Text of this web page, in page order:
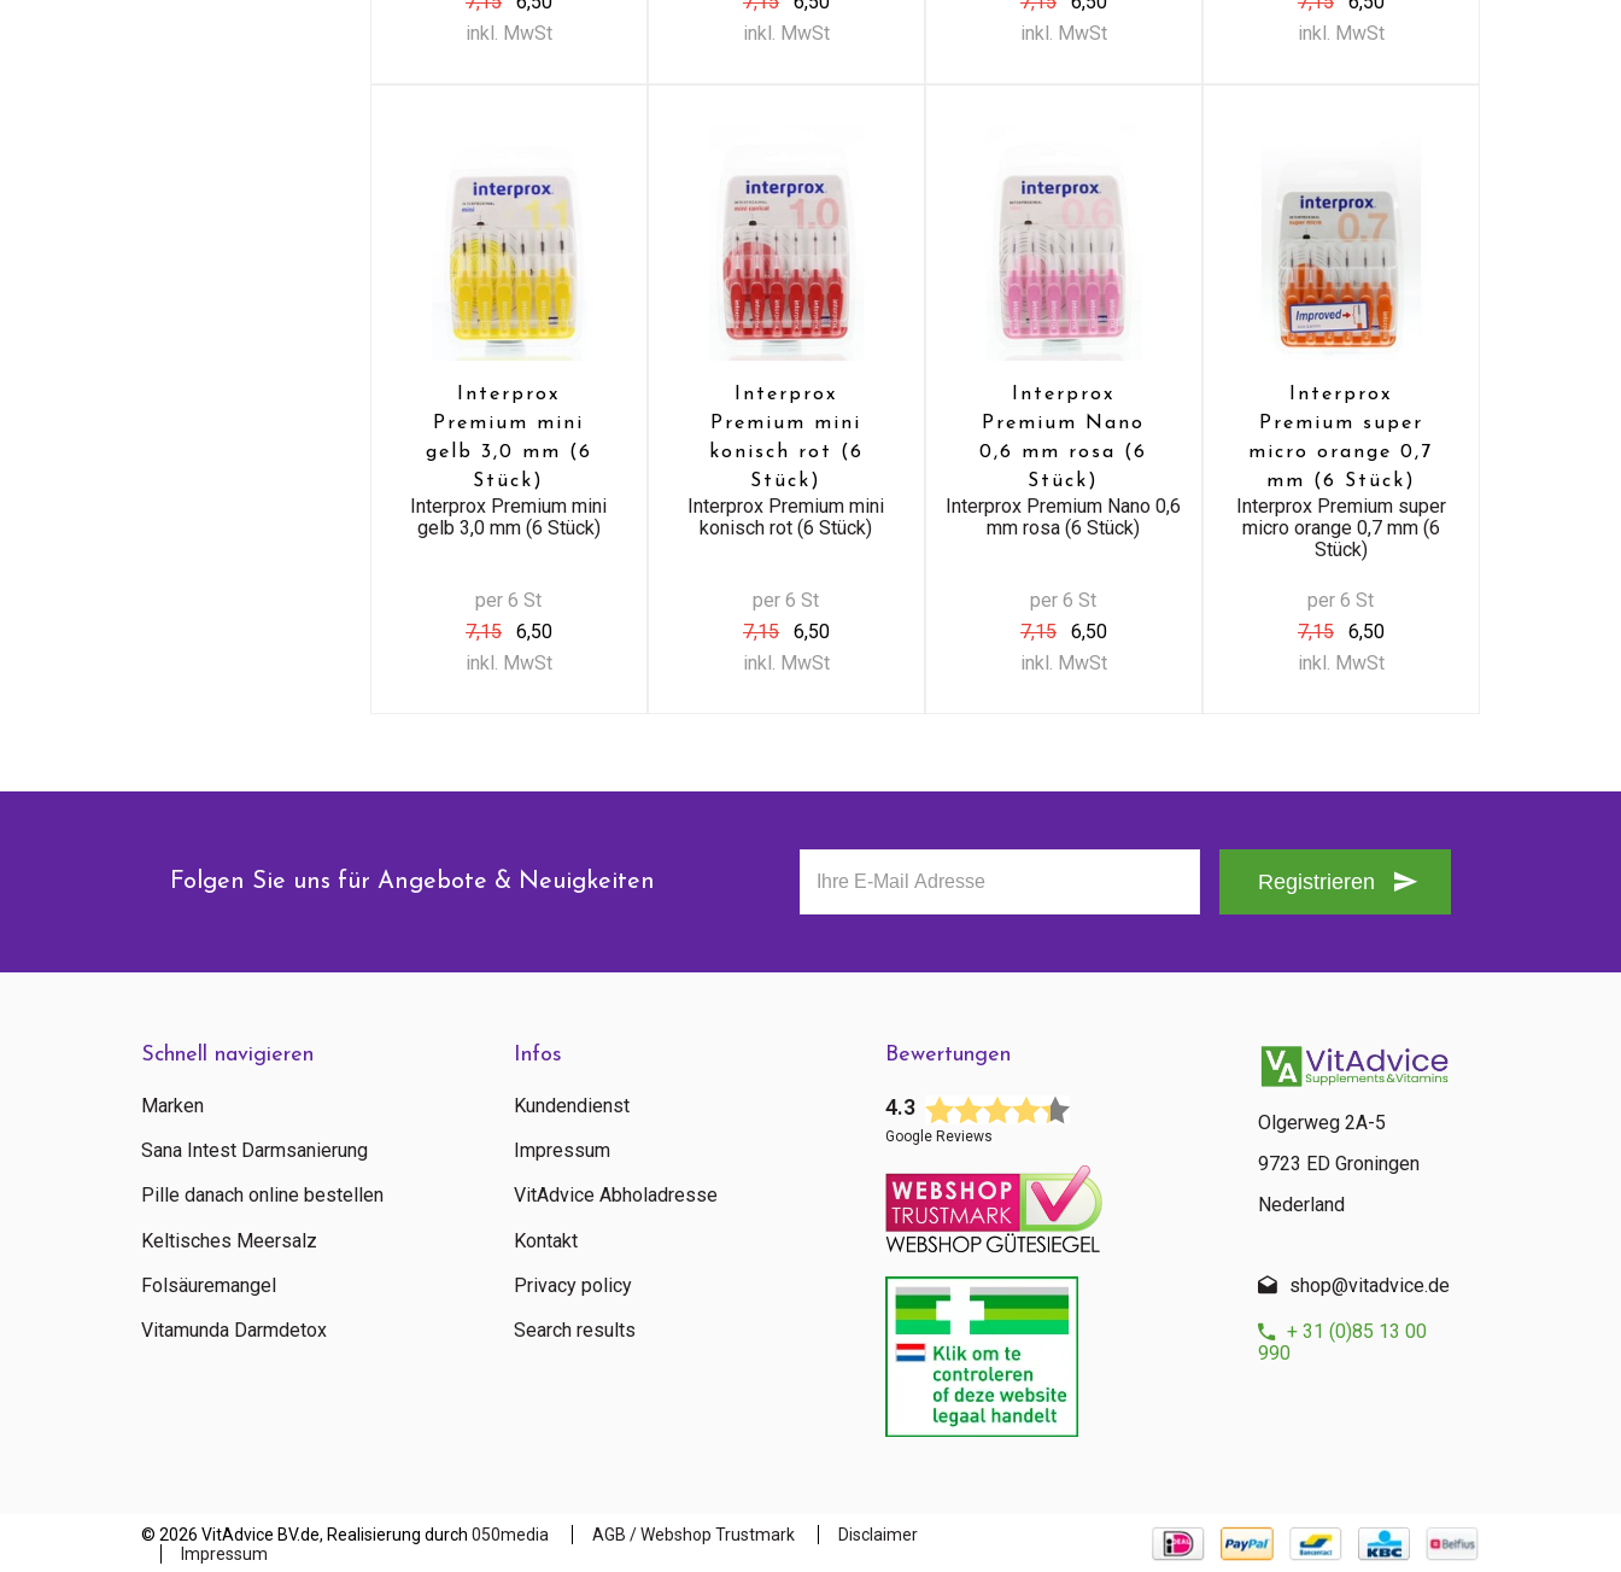
inkl. MwSt
inkl. MwSt
inkl. MwSt
inkl. MwSt
Interprox
Premium mini
gelb 3,0 mm (6
Stück)
Interprox Premium mini
gelb 3,0 mm (6 Stück)
per 6 St
7,15
6,50
inkl. MwSt
Interprox
Premium mini
konisch rot (6
Stück)
Interprox Premium mini
konisch rot (6 Stück)
per 6 St
7,15
6,50
inkl. MwSt
Interprox
Premium Nano
0,6 mm rosa (6
Stück)
Interprox Premium Nano 0,6
mm rosa (6 Stück)
per 6 St
7,15
6,50
inkl. MwSt
Interprox
Premium super
micro orange 0,7
mm (6 Stück)
Interprox Premium super
micro orange 0,7 mm (6
Stück)
per 6 St
7,15
6,50
inkl. MwSt
Folgen Sie uns für Angebote & Neuigkeiten Registrieren
Schnell navigieren
Marken
Sana Intest Darmsanierung
Pille danach online bestellen
Keltisches Meersalz
Folsäuremangel
Vitamunda Darmdetox
Infos
Kundendienst
Impressum
VitAdvice Abholadresse
Kontakt
Privacy policy
Search results
Bewertungen
4.3
Google Reviews
Olgerweg 2A-5
9723 ED Groningen
Nederland
shop@vitadvice.de
+ 31 (0)85 13 00
990
© 2026 VitAdvice BV.de, Realisierung durch 050media AGB / Webshop Trustmark
Disclaimer
Impressum